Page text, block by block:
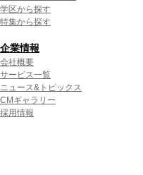
学区から探す
特集から探す
企業情報
会社概要
サービス一覧
ニュース&トピックス
CMギャラリー
採用情報